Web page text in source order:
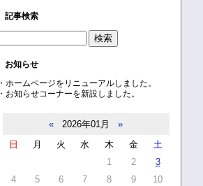
記事検索
お知らせ
・ホームページをリニューアルしました。
・お知らせコーナーを新設しました。
« 2026年01月
»
日
月 火 水 木 金
土
1
2
3
4
5 6 7 8 9
10